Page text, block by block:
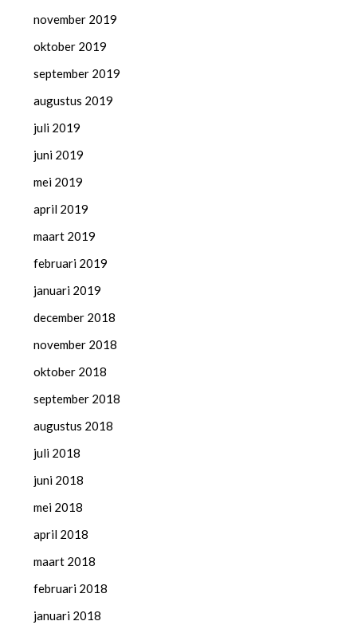
november 2019
oktober 2019
september 2019
augustus 2019
juli 2019
juni 2019
mei 2019
april 2019
maart 2019
februari 2019
januari 2019
december 2018
november 2018
oktober 2018
september 2018
augustus 2018
juli 2018
juni 2018
mei 2018
april 2018
maart 2018
februari 2018
januari 2018